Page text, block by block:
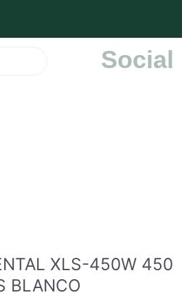
Social
XLS-450W 450
BLANCO